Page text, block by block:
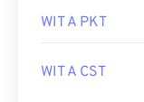
WIT A PKT
WIT A CST